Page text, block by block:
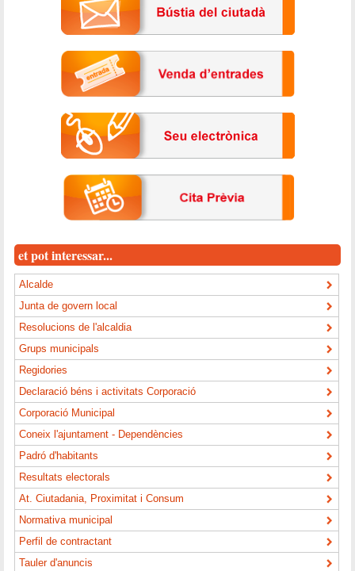
et pot interessar...
Alcalde
Junta de govern local
Resolucions de l'alcaldia
Grups municipals
Regidories
Declaració béns i activitats Corporació
Corporació Municipal
Coneix l'ajuntament - Dependències
Padró d'habitants
Resultats electorals
At. Ciutadania, Proximitat i Consum
Normativa municipal
Perfil de contractant
Tauler d'anuncis